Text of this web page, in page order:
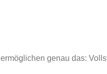
ermöglichen genau das: